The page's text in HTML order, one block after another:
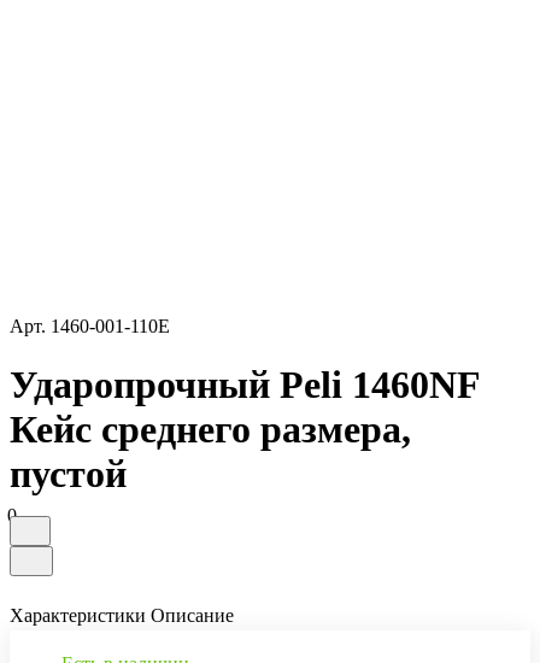
Арт. 1460-001-110E
Ударопрочный Peli 1460NF
Кейс среднего размера,
пустой
0
Характеристики Описание